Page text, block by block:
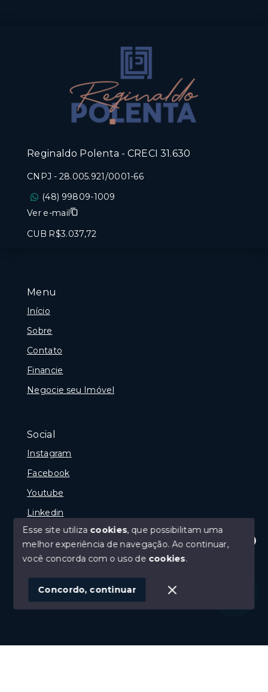
Olá! Estamos disponíveis para te ajudar.
Menu
Início
Sobre
Contato
Financie
Negocie seu Imóvel
Social
Instagram
Facebook
Youtube
Linkedin
© Copyright 2026 - Reginaldo Polenta - CRECI 31.630
SITE PARA IMOBILIARIA
Reginaldo Polenta - CRECI 31.630
CNPJ - 28.005.921/0001-66
(48) 99809-1009
Ver e-mail
CUB R$3.037,72
Esse site utiliza cookies, que possibilitam uma
melhor experiência de navegação.Ao continuar,
você concorda com o uso de cookies.
Concordo, continuar